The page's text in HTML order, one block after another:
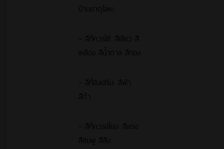
บ้านธาตุโลหะ
– สีที่ควรใช้: สีเขียว สี
เหลือง สีน้ำตาล สีทอง
– สีที่ส่งเสริม: สีฟ้า
สีดำ
– สีที่ควรเลี่ยง: สีแดง
สีชมพู สีส้ม